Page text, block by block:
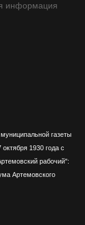
информация
газеты
1930 года с
рабочий":
Артемовского